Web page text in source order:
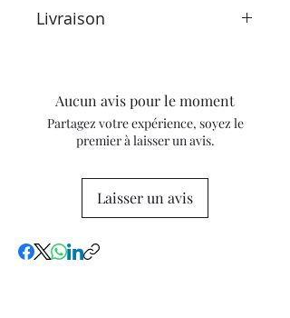
"Univers parallèle" à Montluçon en
Livraison
Les frais de port ne sont pas inclus
dans le prix.
Aucun avis pour le moment
Partagez votre expérience, soyez le
premier à laisser un avis.
Laisser un avis